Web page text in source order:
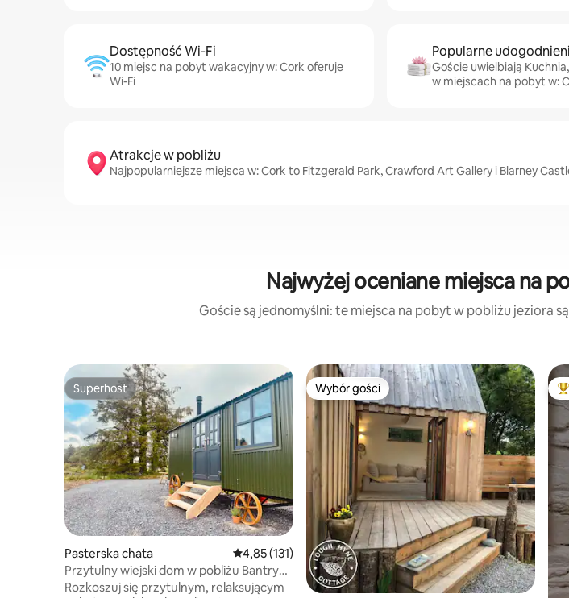
Dostępność Wi-Fi
10 miejsc na pobyt wakacyjny w: Cork oferuje
Wi-Fi
Popularne
Goście uwielbiają
w miejscach na pobyt w:
Atrakcje w pobliżu
Najpopularniejsze miejsca w: Cork to Fitzgerald Park, Crawford Art Gallery i Blarney
Najwyżej oceniane miejsca na
Goście są jednomyślni: te miejsca na pobyt w pobliżu jeziora
Superhost
Superhost
Pasterska chata Średnia ocena: 4,85 na 5, liczba recenzji: 131
4,85 (131)
Przytulny wiejski dom w pobliżu Bantry
dla par
Rozkoszuj się przytulnym, relaksującym
Wybór gości
Wybór gości